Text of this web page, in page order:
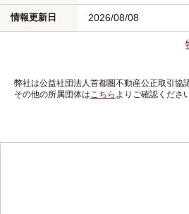
情報更新日 2026/08/08
弊社は公益社団法人首都圏不動産公正取引協
その他の所属団体はこちら よりご確認ください